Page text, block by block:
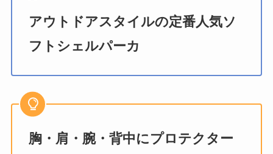
アウトドアスタイルの定番人気ソ
フトシェルパーカ
胸・肩・腕・背中にプロテクター